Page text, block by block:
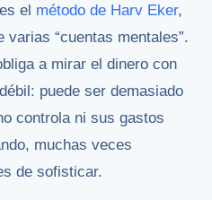
el método de Harv Eker,
“cuentas mentales”.
a mirar el dinero con
puede ser demasiado
controla ni sus gastos
muchas veces
de sofisticar.